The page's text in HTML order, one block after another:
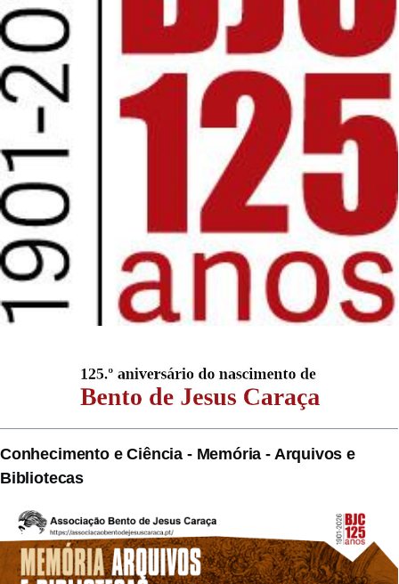
Conhecimento e Ciência - Memória - Arquivos e
Bibliotecas